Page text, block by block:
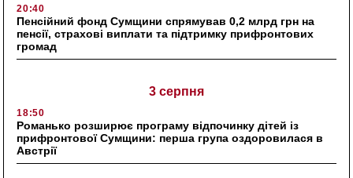
20:40
Пенсійний фонд Сумщини спрямував 0,2 млрд грн на
пенсії, страхові виплати та підтримку прифронтових
громад
3 серпня
18:50
Романько розширює програму відпочинку дітей із
прифронтової Сумщини: перша група оздоровилася в
Австрії